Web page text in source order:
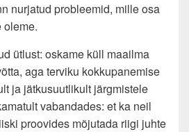
nurjatud probleemid, mille osa
oleme.
ütlust: oskame küll maailma
aga terviku kokkupanemise
ja jätkusuutlikult järgmistele
vabandades: et ka neil
proovides mõjutada riigi juhte